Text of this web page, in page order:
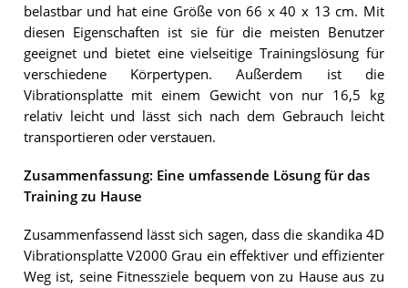
belastbar und hat eine Größe von 66 x 40 x 13 cm. Mit
diesen Eigenschaften ist sie für die meisten Benutzer
geeignet und bietet eine vielseitige Trainingslösung für
verschiedene Körpertypen. Außerdem ist die
Vibrationsplatte mit einem Gewicht von nur 16,5 kg
relativ leicht und lässt sich nach dem Gebrauch leicht
transportieren oder verstauen.
Zusammenfassung: Eine umfassende Lösung für das
Training zu Hause
Zusammenfassend lässt sich sagen, dass die skandika 4D
Vibrationsplatte V2000 Grau ein effektiver und effizienter
Weg ist, seine Fitnessziele bequem von zu Hause aus zu